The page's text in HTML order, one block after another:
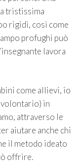
tristissima
rigidi, così come
profughi può
lavora
come allievi, io
volontario) in
attraverso le
aiutare anche chi
il metodo ideato
offrire.